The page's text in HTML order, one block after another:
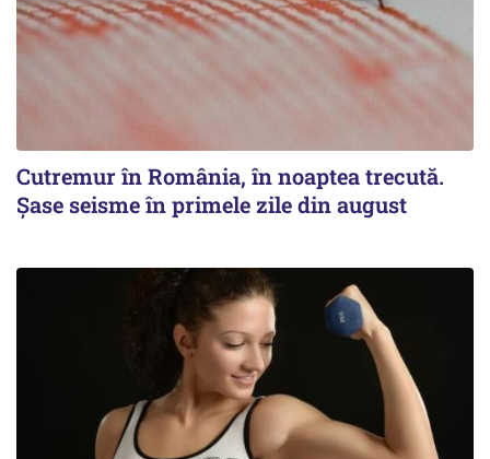
Cutremur în România, în noaptea trecută.
Șase seisme în primele zile din august